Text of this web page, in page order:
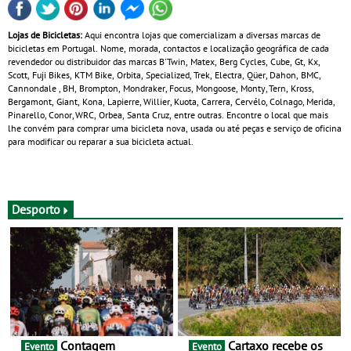
Lojas de Bicicletas: Aqui encontra lojas que comercializam a diversas marcas de
bicicletas em Portugal. Nome, morada, contactos e localização geográfica de cada
revendedor ou distribuidor das marcas B'Twin, Matex, Berg Cycles, Cube, Gt, Kx,
Scott, Fuji Bikes, KTM Bike, Orbita, Specialized, Trek, Electra, Qüer, Dahon, BMC,
Cannondale , BH, Brompton, Mondraker, Focus, Mongoose, Monty, Tern, Kross,
Bergamont, Giant, Kona, Lapierre, Willier, Kuota, Carrera, Cervélo, Colnago, Merida,
Pinarello, Conor, WRC, Orbea, Santa Cruz, entre outras. Encontre o local que mais
lhe convém para comprar uma bicicleta nova, usada ou até peças e serviço de oficina
para modificar ou reparar a sua bicicleta actual.
Desporto
Evento Evento